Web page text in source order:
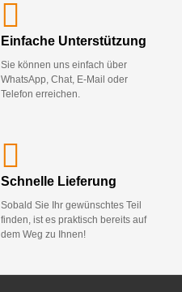
Einfache Unterstützung
Sie können uns einfach über
WhatsApp, Chat, E-Mail oder
Telefon erreichen.
Schnelle Lieferung
Sobald Sie Ihr gewünschtes Teil
finden, ist es praktisch bereits auf
dem Weg zu Ihnen!